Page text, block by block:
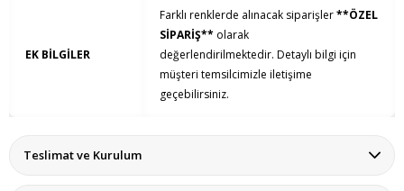
EK BİLGİLER
Farklı renklerde alınacak siparişler**ÖZEL
SİPARİŞ** olarak
değerlendirilmektedir. Detaylı bilgi için
müşteri temsilcimizle iletişime
geçebilirsiniz.
Teslimat ve Kurulum